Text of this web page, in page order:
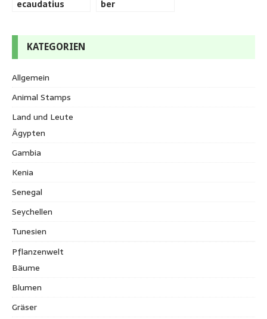
ecaudatius ber
KATEGORIEN
Allgemein
Animal Stamps
Land und Leute
Ägypten
Gambia
Kenia
Senegal
Seychellen
Tunesien
Pflanzenwelt
Bäume
Blumen
Gräser